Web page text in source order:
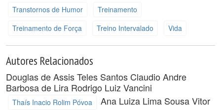
Transtornos de Humor
Treinamento
Treinamento de Força
Treino Intervalado Vida
Autores Relacionados
Douglas de Assis Teles Santos Claudio Andre
Barbosa de Lira Rodrigo Luiz Vancini
Thaís Inacio Rolim Póvoa Ana Luiza Lima SousaVitor